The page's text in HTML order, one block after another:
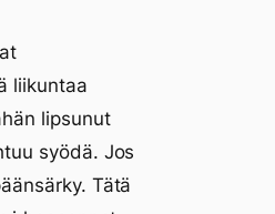
liikuntaa
lipsunut
syödä. Jos
Tätä